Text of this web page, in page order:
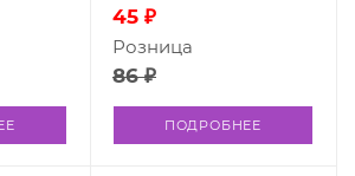
45 ₽
86 ₽
Розница
ПОДРОБНЕЕ